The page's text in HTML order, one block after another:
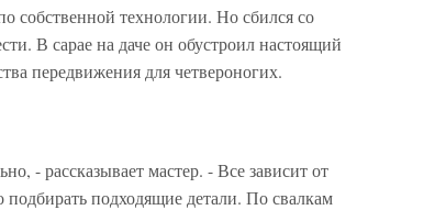
собственной технологии. Но сбился со
В сарае на даче он обустроил настоящий
передвижения для четвероногих.
- рассказывает мастер. - Все зависит от
подходящие детали. По свалкам